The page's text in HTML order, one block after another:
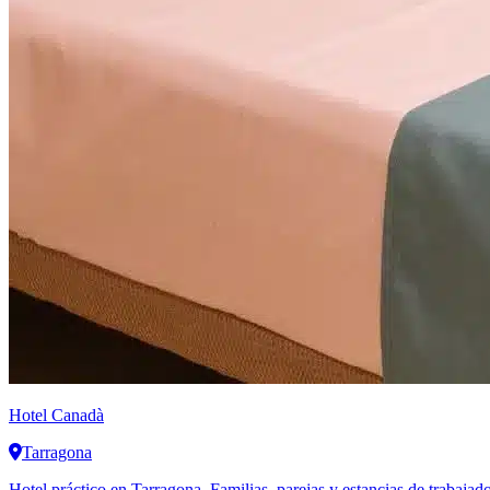
Hotel Canadà
Tarragona
Hotel práctico en Tarragona. Familias, parejas y estancias de